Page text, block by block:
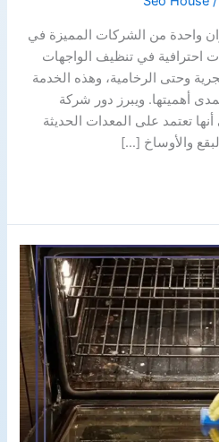
واحدة من الشركات المميزة في
احترافية في تنظيف الواجهات
وحتى الرخامية، وهذه الخدمة
أهميتها. ويبرز دور شركة
تعتمد على المعدات الحديثة
والأوساخ […]